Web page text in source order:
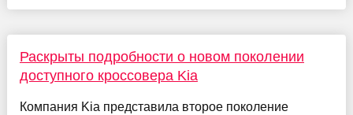
Раскрыты подробности о новом поколении
доступного кроссовера Kia
Компания Kia представила второе поколение